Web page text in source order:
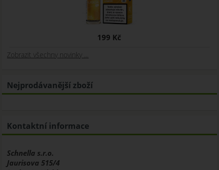
199 Kč
Zobrazit všechny novinky ...
Nejprodávanější zboží
Kontaktní informace
Schnella s.r.o.
Jaurisova 515/4